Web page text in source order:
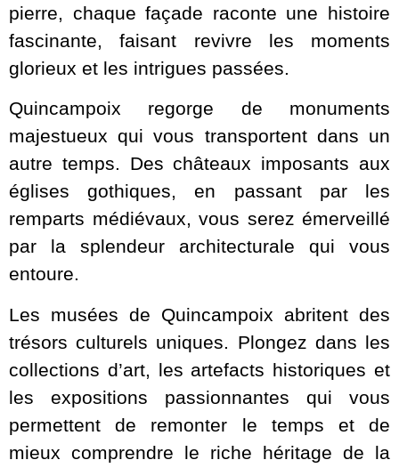
pierre, chaque façade raconte une histoire
fascinante, faisant revivre les moments
glorieux et les intrigues passées.
Quincampoix regorge de monuments
majestueux qui vous transportent dans un
autre temps. Des châteaux imposants aux
églises gothiques, en passant par les
remparts médiévaux, vous serez émerveillé
par la splendeur architecturale qui vous
entoure.
Les musées de Quincampoix abritent des
trésors culturels uniques. Plongez dans les
collections d’art, les artefacts historiques et
les expositions passionnantes qui vous
permettent de remonter le temps et de
mieux comprendre le riche héritage de la